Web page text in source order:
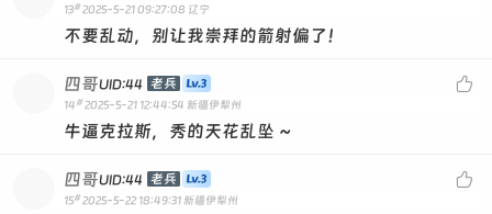
13# 2025-5-21 09:27:08 辽宁
不要乱动，别让我崇拜的箭射偏了！

四哥UID:44 老兵
14 # 2025-5-21 12:44:54 新疆伊犁州
牛逼克拉斯，秀的天花乱坠 ~

四哥UID:44 老兵
15# 2025-5-22 18:49:31 新疆伊犁州